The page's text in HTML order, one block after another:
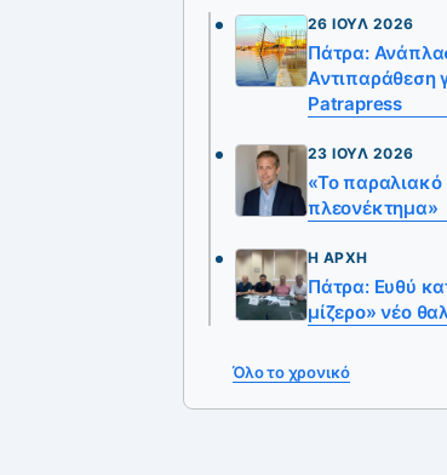
26 ΙΟΎΛ 2026
Πάτρα:
Αντιπαράθεση
Patrapress
23 ΙΟΎΛ 2026
«Το παραλιακό
πλεονέκτημα»
Η ΑΡΧΉ
Πάτρα: Ευθύ
μίζερο» νέο
Όλο το χρονικό